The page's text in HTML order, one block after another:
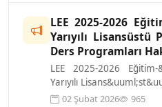
LEE 2025-2026
Yarıyılı Lisansüstü
Ders Programları
LEE 2025-2026
Yarıyılı
Ders Programları ekte
02 Şubat 2026 965